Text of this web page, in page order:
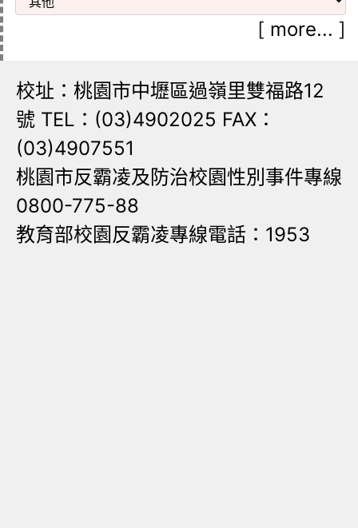
[ more... ]
校址：桃園市中壢區過嶺里雙福路12
號 TEL：(03)4902025 FAX：
(03)4907551
桃園市反霸凌及防治校園性別事件專線
0800-775-88
教育部校園反霸凌專線電話：1953